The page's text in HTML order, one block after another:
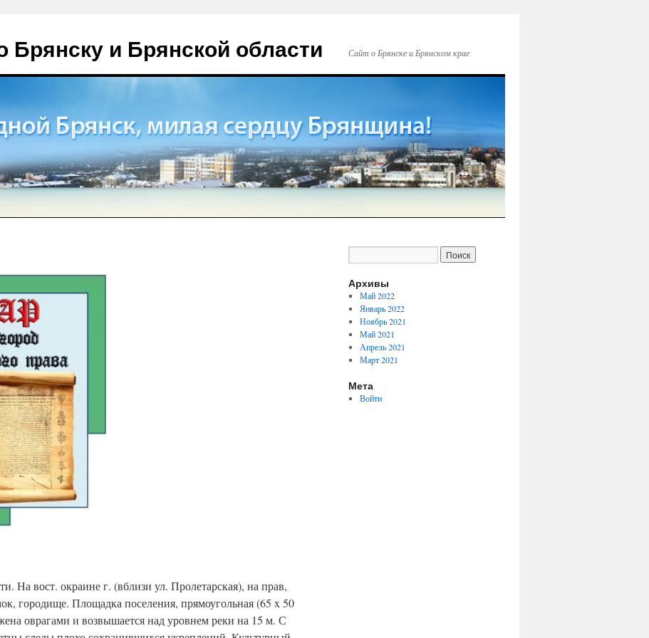
Брянску и Брянской области Сайт о Брянске и Брянском крае
На вост. окраине г. (вблизи ул. Пролетарская), на прав,
городище. Площадка поселения, прямоугольная (65 x 50
оврагами и возвышается над уровнем реки на 15 м. С
Архивы
Май 2022
Январь 2022
Ноябрь 2021
Май 2021
Апрель 2021
Март 2021
Мета
Войти